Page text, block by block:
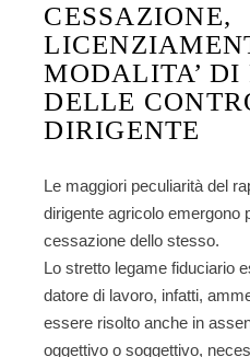
CESSAZIONE,
MODALITA’
DELLE
DIRIGENTE
Le maggiori peculiarità del
dirigente agricolo emergono
cessazione dello stesso.
Lo stretto legame fiduciario
datore di lavoro, infatti,
essere risolto anche in
oggettivo o soggettivo,